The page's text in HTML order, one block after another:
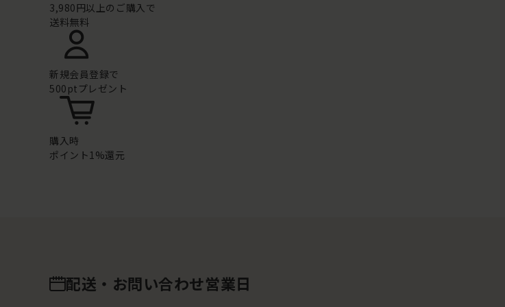
3,980円以上のご購入で
送料無料
新規会員登録で
500ptプレゼント
購入時
ポイント1%還元
配送・お問い合わせ営業日